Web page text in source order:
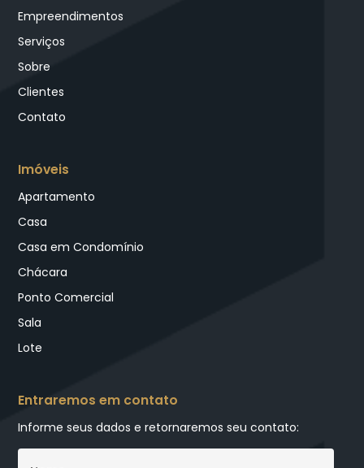
Empreendimentos
Serviços
Sobre
Clientes
Contato
Imóveis
Apartamento
Casa
Casa em Condomínio
Chácara
Ponto Comercial
Sala
Lote
Entraremos em contato
Informe seus dados e retornaremos seu contato: